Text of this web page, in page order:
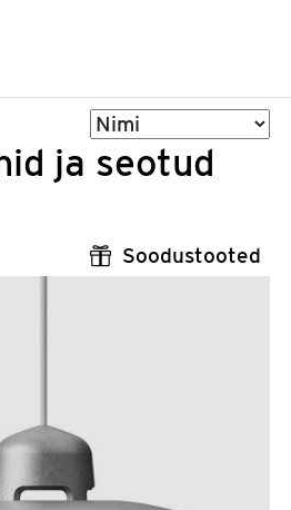
Sorteeri
ja seotud
Soodustooted